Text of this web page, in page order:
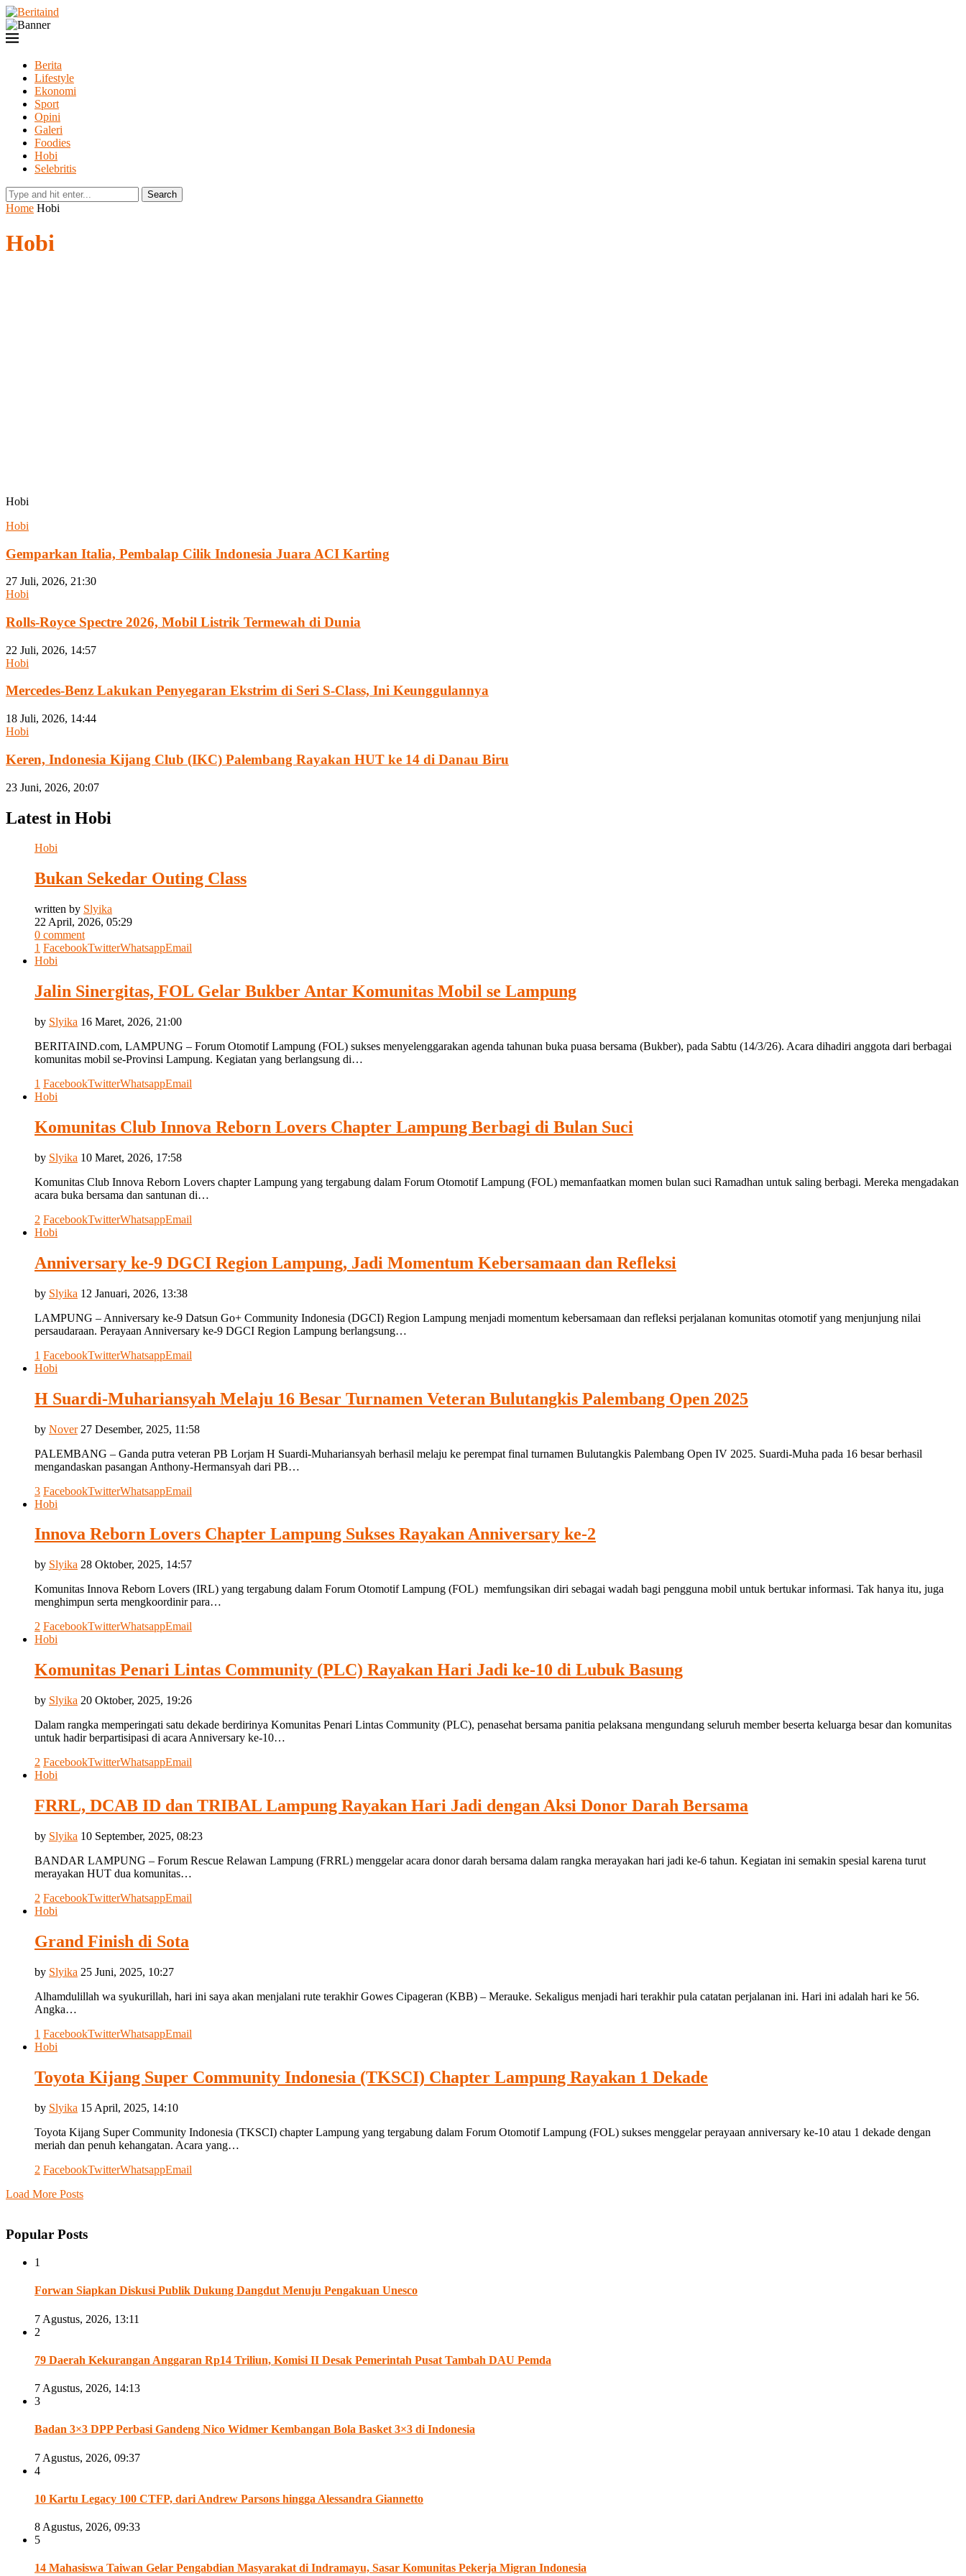
Berita
Lifestyle
Ekonomi
Sport
Opini
Galeri
Foodies
Hobi
Selebritis
Search
Home Hobi
Hobi
Hobi
Hobi
Gemparkan Italia, Pembalap Cilik Indonesia Juara ACI Karting
27 Juli, 2026, 21:30
Hobi
Rolls-Royce Spectre 2026, Mobil Listrik Termewah di Dunia
22 Juli, 2026, 14:57
Hobi
Mercedes-Benz Lakukan Penyegaran Ekstrim di Seri S-Class, Ini Keunggulannya
18 Juli, 2026, 14:44
Hobi
Keren, Indonesia Kijang Club (IKC) Palembang Rayakan HUT ke 14 di Danau Biru
23 Juni, 2026, 20:07
Latest in Hobi
Hobi
Bukan Sekedar Outing Class
written by Slyika
22 April, 2026, 05:29
0 comment
1 FacebookTwitterWhatsappEmail
Hobi
Jalin Sinergitas, FOL Gelar Bukber Antar Komunitas Mobil se Lampung
by Slyika 16 Maret, 2026, 21:00
BERITAIND.com, LAMPUNG – Forum Otomotif Lampung (FOL) sukses menyelenggarakan agenda tahunan buka puasa bersama (Bukber), pada Sabtu (14/3/26). Acara dihadiri anggota dari berbagai
komunitas mobil se-Provinsi Lampung. Kegiatan yang berlangsung di…
1 FacebookTwitterWhatsappEmail
Hobi
Komunitas Club Innova Reborn Lovers Chapter Lampung Berbagi di Bulan Suci
by Slyika 10 Maret, 2026, 17:58
Komunitas Club Innova Reborn Lovers chapter Lampung yang tergabung dalam Forum Otomotif Lampung (FOL) memanfaatkan momen bulan suci Ramadhan untuk saling berbagi. Mereka mengadakan
acara buka bersama dan santunan di…
2 FacebookTwitterWhatsappEmail
Hobi
Anniversary ke-9 DGCI Region Lampung, Jadi Momentum Kebersamaan dan Refleksi
by Slyika 12 Januari, 2026, 13:38
LAMPUNG – Anniversary ke-9 Datsun Go+ Community Indonesia (DGCI) Region Lampung menjadi momentum kebersamaan dan refleksi perjalanan komunitas otomotif yang menjunjung nilai
persaudaraan. Perayaan Anniversary ke-9 DGCI Region Lampung berlangsung…
1 FacebookTwitterWhatsappEmail
Hobi
H Suardi-Muhariansyah Melaju 16 Besar Turnamen Veteran Bulutangkis Palembang Open 2025
by Nover 27 Desember, 2025, 11:58
PALEMBANG – Ganda putra veteran PB Lorjam H Suardi-Muhariansyah berhasil melaju ke perempat final turnamen Bulutangkis Palembang Open IV 2025. Suardi-Muha pada 16 besar berhasil
mengandaskan pasangan Anthony-Hermansyah dari PB…
3 FacebookTwitterWhatsappEmail
Hobi
Innova Reborn Lovers Chapter Lampung Sukses Rayakan Anniversary ke-2
by Slyika 28 Oktober, 2025, 14:57
Komunitas Innova Reborn Lovers (IRL) yang tergabung dalam Forum Otomotif Lampung (FOL) memfungsikan diri sebagai wadah bagi pengguna mobil untuk bertukar informasi. Tak hanya itu, juga
menghimpun serta mengkoordinir para…
2 FacebookTwitterWhatsappEmail
Hobi
Komunitas Penari Lintas Community (PLC) Rayakan Hari Jadi ke-10 di Lubuk Basung
by Slyika 20 Oktober, 2025, 19:26
Dalam rangka memperingati satu dekade berdirinya Komunitas Penari Lintas Community (PLC), penasehat bersama panitia pelaksana mengundang seluruh member beserta keluarga besar dan komunitas
untuk hadir berpartisipasi di acara Anniversary ke-10…
2 FacebookTwitterWhatsappEmail
Hobi
FRRL, DCAB ID dan TRIBAL Lampung Rayakan Hari Jadi dengan Aksi Donor Darah Bersama
by Slyika 10 September, 2025, 08:23
​BANDAR LAMPUNG – Forum Rescue Relawan Lampung (FRRL) menggelar acara donor darah bersama dalam rangka merayakan hari jadi ke-6 tahun. Kegiatan ini semakin spesial karena turut
merayakan HUT dua komunitas…
2 FacebookTwitterWhatsappEmail
Hobi
Grand Finish di Sota
by Slyika 25 Juni, 2025, 10:27
Alhamdulillah wa syukurillah, hari ini saya akan menjalani rute terakhir Gowes Cipageran (KBB) – Merauke. Sekaligus menjadi hari terakhir pula catatan perjalanan ini. Hari ini adalah hari ke 56.
Angka…
1 FacebookTwitterWhatsappEmail
Hobi
Toyota Kijang Super Community Indonesia (TKSCI) Chapter Lampung Rayakan 1 Dekade
by Slyika 15 April, 2025, 14:10
Toyota Kijang Super Community Indonesia (TKSCI) chapter Lampung yang tergabung dalam Forum Otomotif Lampung (FOL) sukses menggelar perayaan anniversary ke-10 atau 1 dekade dengan
meriah dan penuh kehangatan. Acara yang…
2 FacebookTwitterWhatsappEmail
Load More Posts
Popular Posts
1
Forwan Siapkan Diskusi Publik Dukung Dangdut Menuju Pengakuan Unesco
7 Agustus, 2026, 13:11
2
79 Daerah Kekurangan Anggaran Rp14 Triliun, Komisi II Desak Pemerintah Pusat Tambah DAU Pemda
7 Agustus, 2026, 14:13
3
Badan 3×3 DPP Perbasi Gandeng Nico Widmer Kembangan Bola Basket 3×3 di Indonesia
7 Agustus, 2026, 09:37
4
10 Kartu Legacy 100 CTFP, dari Andrew Parsons hingga Alessandra Giannetto
8 Agustus, 2026, 09:33
5
14 Mahasiswa Taiwan Gelar Pengabdian Masyarakat di Indramayu, Sasar Komunitas Pekerja Migran Indonesia